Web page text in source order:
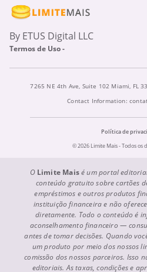
By ETUS Digital LLC
Termos de Uso -
7265 NE 4th Ave, Suite 102 Miami, FL
Contact Information:
Política de
© 2026 Limite Mais - Todos os
O Limite Maisé um portal
conteúdo gratuito sobre cartões
empréstimos e outros produtos
instituição financeira e não
diretamente. Todo o conteúdo é
aconselhamento financeiro —
antes de tomar decisões. Quando
um produto por meio dos nossos
comissão dos nossos parceiros. Isso
editoriais. As taxas, condições e